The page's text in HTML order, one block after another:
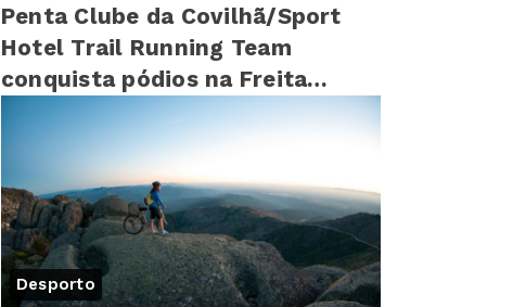
Penta Clube da Covilhã/Sport
Hotel Trail Running Team
conquista pódios na Freita
Skyrunning 2026 e assegura 4º
lugar ...
Desporto